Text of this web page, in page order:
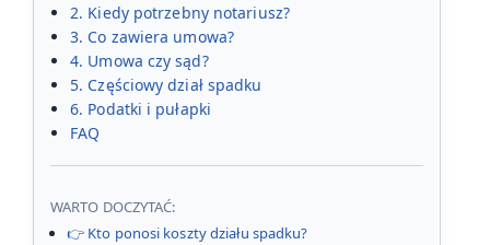
2. Kiedy potrzebny notariusz?
3. Co zawiera umowa?
4. Umowa czy sąd?
5. Częściowy dział spadku
6. Podatki i pułapki
FAQ
WARTO DOCZYTAĆ:
👉 Kto ponosi koszty działu spadku?